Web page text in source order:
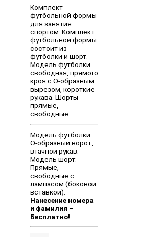
Комплект
футбольной формы
для занятия
спортом. Комплект
футбольной формы
состоит из
футболки и шорт.
Модель футболки
свободная, прямого
кроя с О-образным
вырезом, короткие
рукава. Шорты
прямые,
свободные.
Модель футболки:
О-образный ворот,
втачной рукав.
Модель шорт:
Прямые,
свободные с
лампасом (боковой
вставкой).
Нанесение номера
и фамилия –
Бесплатно!